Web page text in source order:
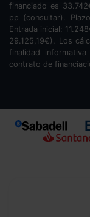
financiado es 33.742
pp (consultar).
Entrada inicial: 11.248
29.125,19€). Los
finalidad
contrato de